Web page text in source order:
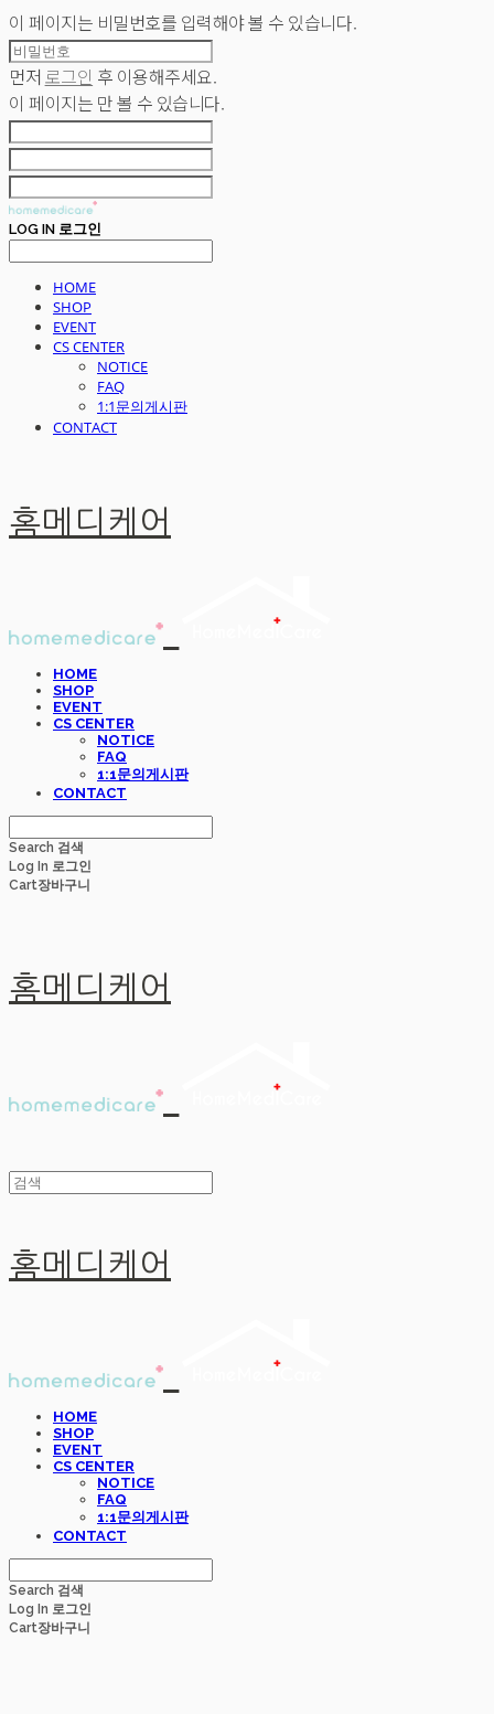
이 페이지는 비밀번호를 입력해야 볼 수 있습니다.
먼저 로그인 후 이용해주세요.
이 페이지는 만 볼 수 있습니다.
LOG IN 로그인
HOME
SHOP
EVENT
CS CENTER
NOTICE
FAQ
1:1문의게시판
CONTACT
홈메디케어
HOME
SHOP
EVENT
CS CENTER
NOTICE
FAQ
1:1문의게시판
CONTACT
Search 검색
Log In 로그인
Cart장바구니
홈메디케어
홈메디케어
HOME
SHOP
EVENT
CS CENTER
NOTICE
FAQ
1:1문의게시판
CONTACT
Search 검색
Log In 로그인
Cart장바구니